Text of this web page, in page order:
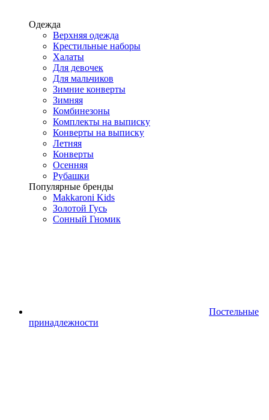
Одежда
Верхняя одежда
Крестильные наборы
Халаты
Для девочек
Для мальчиков
Зимние конверты
Зимняя
Комбинезоны
Комплекты на выписку
Конверты на выписку
Летняя
Конверты
Осенняя
Рубашки
Популярные бренды
Makkaroni Kids
Золотой Гусь
Сонный Гномик
Постельные
принадлежности